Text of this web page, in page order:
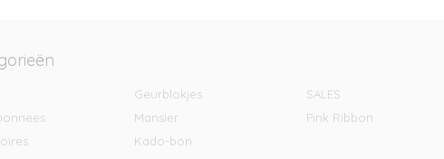
Geurblokjes
Mansier
Kado-bon
SALES
Pink Ribbon